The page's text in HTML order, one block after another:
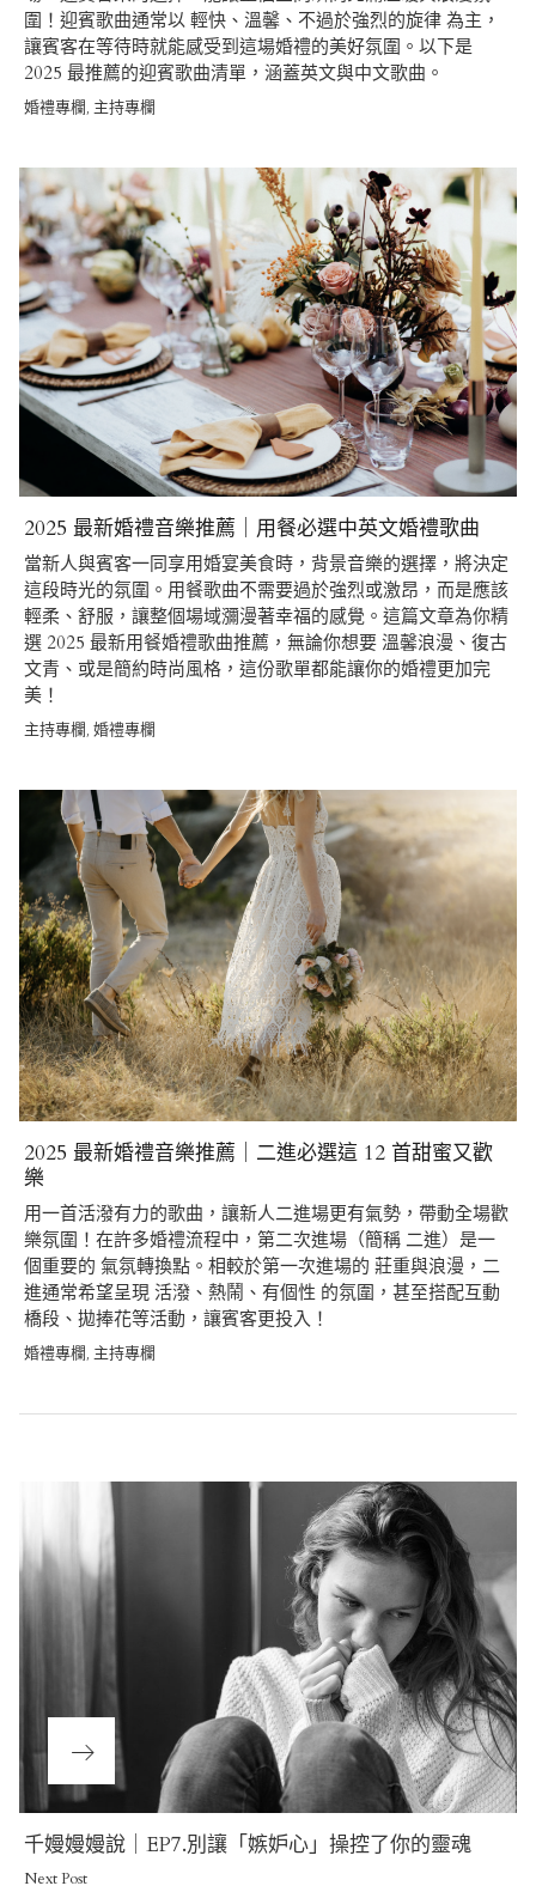
圍！迎賓歌曲通常以 輕快、溫馨、不過於強烈的旋律 為主，
讓賓客在等待時就能感受到這場婚禮的美好氛圍。以下是
2025 最推薦的迎賓歌曲清單，涵蓋英文與中文歌曲。
婚禮專欄 主持專欄
2025 最新婚禮音樂推薦｜用餐必選中英文婚禮歌曲
當新人與賓客一同享用婚宴美食時，背景音樂的選擇，將決定
這段時光的氛圍。用餐歌曲不需要過於強烈或激昂，而是應該
輕柔、舒服，讓整個場域瀰漫著幸福的感覺。這篇文章為你精
選 2025 最新用餐婚禮歌曲推薦，無論你想要 溫馨浪漫、復古
文青、或是簡約時尚風格，這份歌單都能讓你的婚禮更加完
美！
主持專欄 婚禮專欄
2025 最新婚禮音樂推薦｜二進必選這 12 首甜蜜又歡
樂
用一首活潑有力的歌曲，讓新人二進場更有氣勢，帶動全場歡
樂氛圍！在許多婚禮流程中，第二次進場（簡稱 二進）是一
個重要的 氣氛轉換點。相較於第一次進場的 莊重與浪漫，二
進通常希望呈現 活潑、熱鬧、有個性 的氛圍，甚至搭配互動
橋段、拋捧花等活動，讓賓客更投入！
婚禮專欄 主持專欄
Post
navigation
Next
Post
千嫚嫚嫚說｜EP7.別讓「嫉妒心」操控了你的靈魂
Next Post